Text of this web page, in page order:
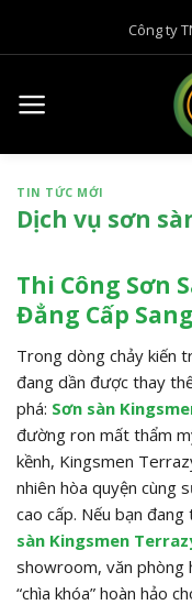
Công ty
TIN TỨC MỚI
Dịch vụ sơn
Thi Công Sơn
Đẳng Cấp
Trong dòng chảy kiến
đang dần được thay
phá: Sơn sàn
đường ron mất thẩm
kềnh, Kingsmen
nhiên hòa quyện cùng
cao cấp. Nếu bạn
sàn Kingsmen
showroom, văn phòng
“chìa khóa” hoàn hảo